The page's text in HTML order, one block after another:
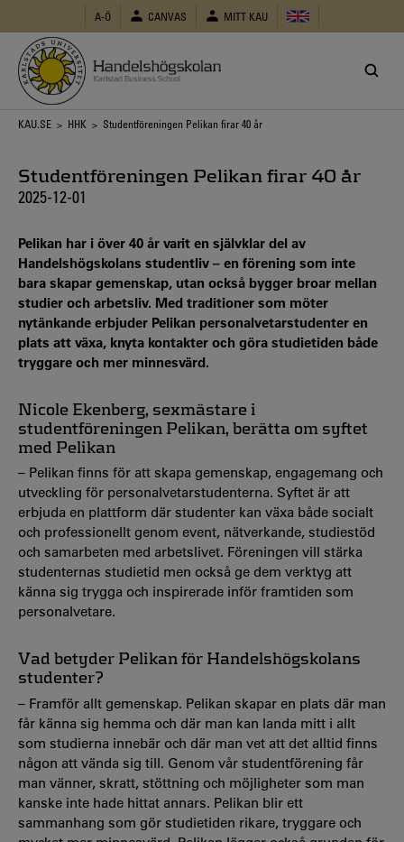
huvudinnehåll
A-Ö CANVAS MITT KAU
Länkstig
KAU.SE > HHK > Studentföreningen Pelikan firar 40 år
Studentföreningen Pelikan firar 40 år
2025-12-01
Pelikan har i över 40 år varit en självklar del av
Handelshögskolans studentliv – en förening som inte
bara skapar gemenskap, utan också bygger broar mellan
studier och arbetsliv. Med traditioner som möter
nytänkande erbjuder Pelikan personalvetarstudenter en
plats att växa, knyta kontakter och göra studietiden både
tryggare och mer minnesvärd.
Nicole Ekenberg, sexmästare i
studentföreningen Pelikan, berätta om syftet
med Pelikan
– Pelikan finns för att skapa gemenskap, engagemang och
utveckling för personalvetarstudenterna. Syftet är att
erbjuda en plattform där studenter kan växa både socialt
och professionellt genom event, nätverkande, studiestöd
och samarbeten med arbetslivet. Föreningen vill stärka
studenternas studietid men också ge dem verktyg att
känna sig trygga och inspirerade inför framtiden som
personalvetare.
Vad betyder Pelikan för Handelshögskolans
studenter?
– Framför allt gemenskap. Pelikan skapar en plats där man
får känna sig hemma och där man kan landa mitt i allt
som studierna innebär och där man vet att det alltid finns
någon att vända sig till. Genom vår studentförening får
man vänner, skratt, stöttning och möjligheter som man
kanske inte hade hittat annars. Pelikan blir ett
sammanhang som gör studietiden rikare, tryggare och